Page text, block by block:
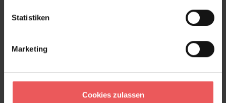
Statistiken
Marketing
Cookies zulassen
Anakreon, darkmagenta gold